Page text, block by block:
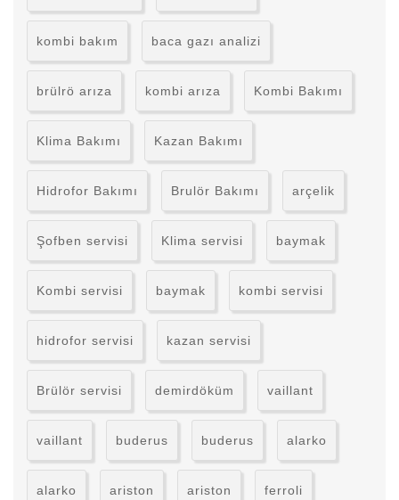
kombi bakım baca gazı analizi
brülrö arıza kombi arıza Kombi Bakımı
Klima Bakımı Kazan Bakımı
Hidrofor Bakımı Brulör Bakımı arçelik
Şofben servisi Klima servisi baymak
Kombi servisi baymak kombi servisi
hidrofor servisi kazan servisi
Brülör servisi demirdöküm vaillant
vaillant buderus buderus alarko
alarko ariston ariston ferroli